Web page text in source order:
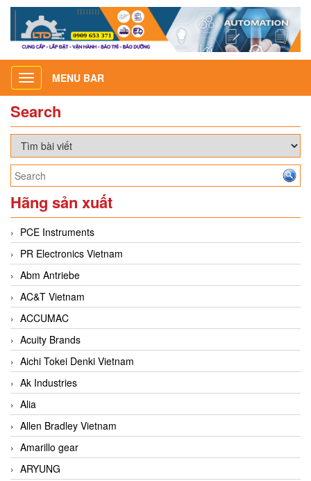
Toggle
navigation
MENU BAR
Search
Hãng sản xuất
PCE Instruments
PR Electronics Vietnam
Abm Antriebe
AC&T Vietnam
ACCUMAC
Acuity Brands
Aichi Tokei Denki Vietnam
Ak Industries
Alia
Allen Bradley Vietnam
Amarillo gear
ARYUNG